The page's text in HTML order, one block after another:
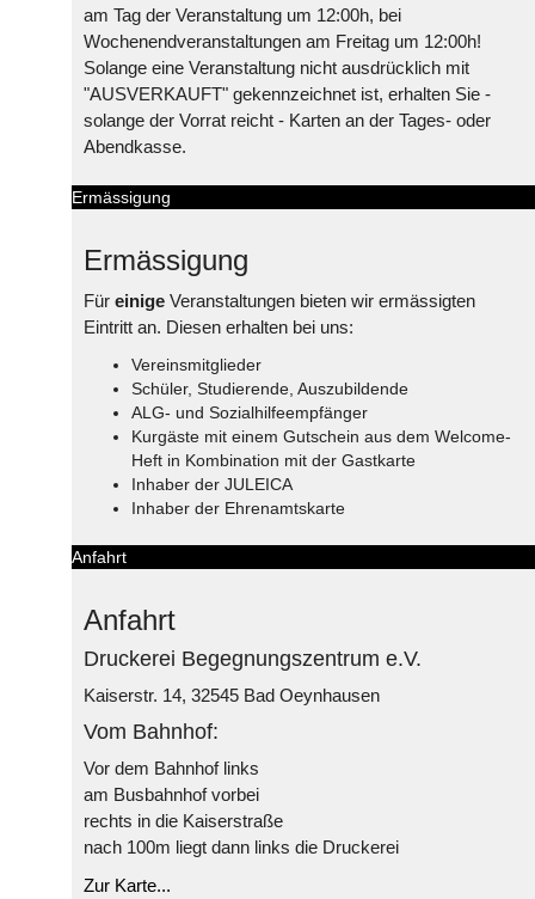
am Tag der Veranstaltung um 12:00h, bei
Wochenendveranstaltungen am Freitag um 12:00h!
Solange eine Veranstaltung nicht ausdrücklich mit
"AUSVERKAUFT" gekennzeichnet ist, erhalten Sie -
solange der Vorrat reicht - Karten an der Tages- oder
Abendkasse.
Ermässigung
Ermässigung
Für einige Veranstaltungen bieten wir ermässigten
Eintritt an. Diesen erhalten bei uns:
Vereinsmitglieder
Schüler, Studierende, Auszubildende
ALG- und Sozialhilfeempfänger
Kurgäste mit einem Gutschein aus dem Welcome-
Heft in Kombination mit der Gastkarte
Inhaber der JULEICA
Inhaber der Ehrenamtskarte
Anfahrt
Anfahrt
Druckerei Begegnungszentrum e.V.
Kaiserstr. 14, 32545 Bad Oeynhausen
Vom Bahnhof:
Vor dem Bahnhof links
am Busbahnhof vorbei
rechts in die Kaiserstraße
nach 100m liegt dann links die Druckerei
Zur Karte...